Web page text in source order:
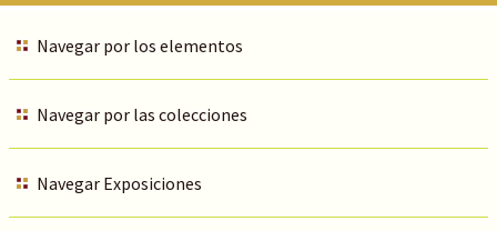
Navegar por los elementos
Navegar por las colecciones
Navegar Exposiciones